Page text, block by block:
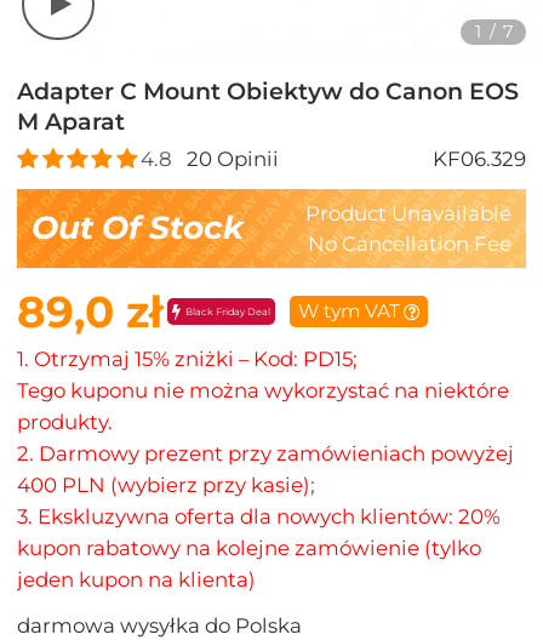
1 / 7
Adapter C Mount Obiektyw do Canon EOS
M Aparat
4.8 20Opinii KF06.329
Out Of Stock
Product Unavailable
No Cancellation Fee
89,0 zł Black Friday Deal W tym VAT
1. Otrzymaj 15% zniżki – Kod: PD15;
Tego kuponu nie można wykorzystać na niektóre
produkty.
2. Darmowy prezent przy zamówieniach powyżej
400 PLN (wybierz przy kasie);
3. Ekskluzywna oferta dla nowych klientów: 20%
kupon rabatowy na kolejne zamówienie (tylko
jeden kupon na klienta)
darmowa wysyłka do Polska